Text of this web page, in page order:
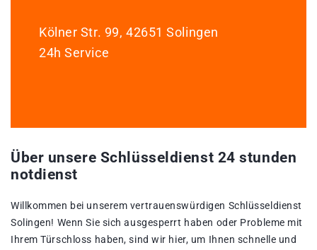
Kölner Str. 99, 42651 Solingen
24h Service
Über unsere Schlüsseldienst 24 stunden
notdienst
Willkommen bei unserem vertrauenswürdigen Schlüsseldienst
Solingen!​ Wenn Sie sich ausgesperrt haben oder Probleme mit
Ihrem Türschloss haben, sind wir hier, um Ihnen schnelle und